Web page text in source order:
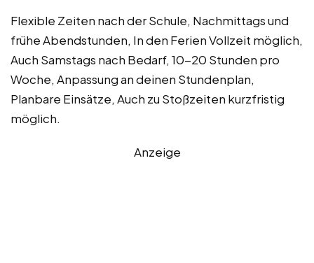
Flexible Zeiten nach der Schule, Nachmittags und
frühe Abendstunden, In den Ferien Vollzeit möglich,
Auch Samstags nach Bedarf, 10-20 Stunden pro
Woche, Anpassung an deinen Stundenplan,
Planbare Einsätze, Auch zu Stoßzeiten kurzfristig
möglich.
Anzeige